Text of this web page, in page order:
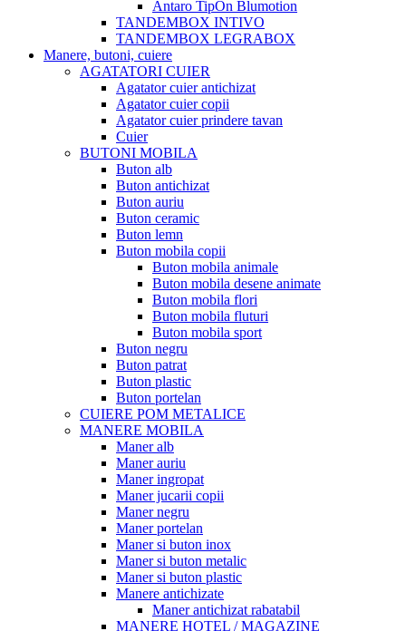
Antaro TipOn Blumotion
TANDEMBOX INTIVO
TANDEMBOX LEGRABOX
Manere, butoni, cuiere
AGATATORI CUIER
Agatator cuier antichizat
Agatator cuier copii
Agatator cuier prindere tavan
Cuier
BUTONI MOBILA
Buton alb
Buton antichizat
Buton auriu
Buton ceramic
Buton lemn
Buton mobila copii
Buton mobila animale
Buton mobila desene animate
Buton mobila flori
Buton mobila fluturi
Buton mobila sport
Buton negru
Buton patrat
Buton plastic
Buton portelan
CUIERE POM METALICE
MANERE MOBILA
Maner alb
Maner auriu
Maner ingropat
Maner jucarii copii
Maner negru
Maner portelan
Maner si buton inox
Maner si buton metalic
Maner si buton plastic
Manere antichizate
Maner antichizat rabatabil
MANERE HOTEL / MAGAZINE